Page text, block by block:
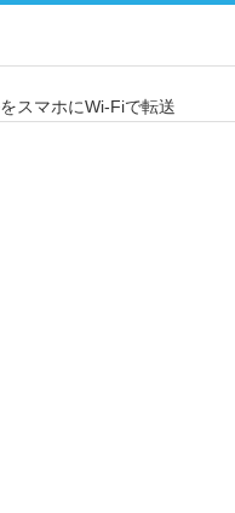
スマホにWi-Fiで転送